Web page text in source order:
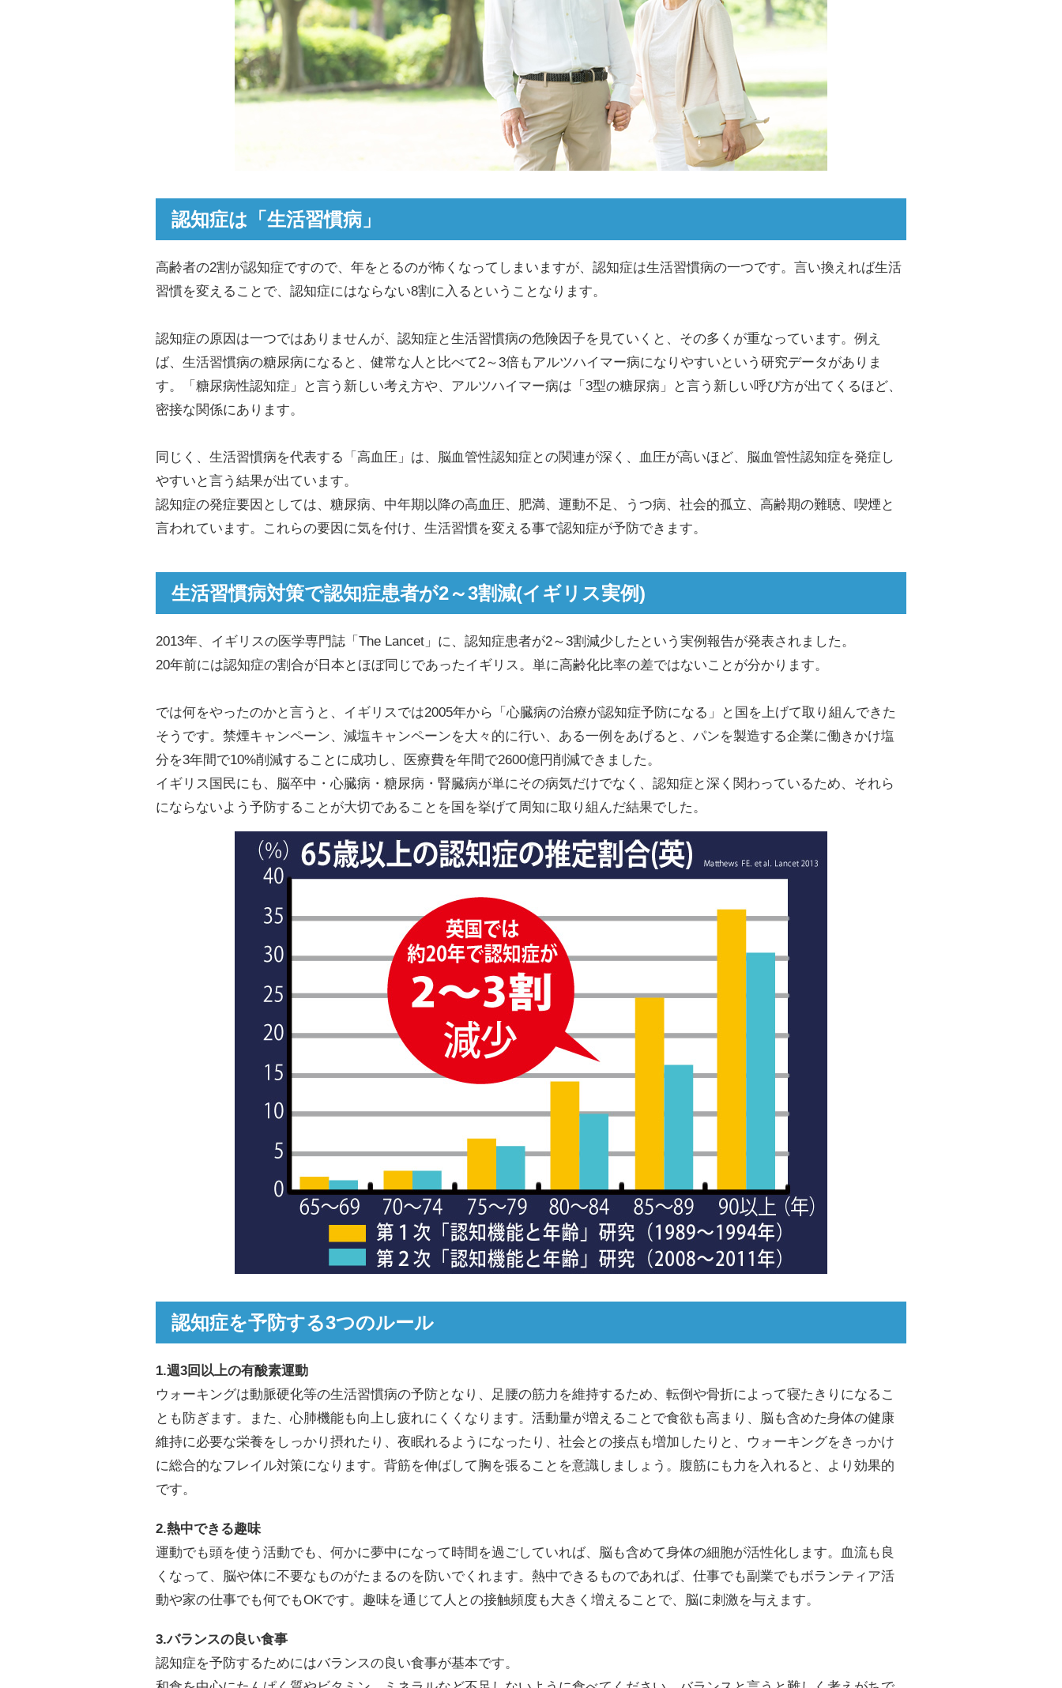
認知症は「生活習慣病」
高齢者の2割が認知症ですので、年をとるのが怖くなってしまいますが、認知症は生活習慣病の一つです。言い換えれば生活
習慣を変えることで、認知症にはならない8割に入るということなります。
認知症の原因は一つではありませんが、認知症と生活習慣病の危険因子を見ていくと、その多くが重なっています。例え
ば、生活習慣病の糖尿病になると、健常な人と比べて2～3倍もアルツハイマー病になりやすいという研究データがありま
す。「糖尿病性認知症」と言う新しい考え方や、アルツハイマー病は「3型の糖尿病」と言う新しい呼び方が出てくるほど、
密接な関係にあります。
同じく、生活習慣病を代表する「高血圧」は、脳血管性認知症との関連が深く、血圧が高いほど、脳血管性認知症を発症し
やすいと言う結果が出ています。
認知症の発症要因としては、糖尿病、中年期以降の高血圧、肥満、運動不足、うつ病、社会的孤立、高齢期の難聴、喫煙と
言われています。これらの要因に気を付け、生活習慣を変える事で認知症が予防できます。
生活習慣病対策で認知症患者が2～3割減(イギリス実例)
2013年、イギリスの医学専門誌「The Lancet」に、認知症患者が2～3割減少したという実例報告が発表されました。
20年前には認知症の割合が日本とほぼ同じであったイギリス。単に高齢化比率の差ではないことが分かります。
では何をやったのかと言うと、イギリスでは2005年から「心臓病の治療が認知症予防になる」と国を上げて取り組んできた
そうです。禁煙キャンペーン、減塩キャンペーンを大々的に行い、ある一例をあげると、パンを製造する企業に働きかけ塩
分を3年間で10%削減することに成功し、医療費を年間で2600億円削減できました。
イギリス国民にも、脳卒中・心臓病・糖尿病・腎臓病が単にその病気だけでなく、認知症と深く関わっているため、それら
にならないよう予防することが大切であることを国を挙げて周知に取り組んだ結果でした。
認知症を予防する3つのルール
1.週3回以上の有酸素運動
ウォーキングは動脈硬化等の生活習慣病の予防となり、足腰の筋力を維持するため、転倒や骨折によって寝たきりになるこ
とも防ぎます。また、心肺機能も向上し疲れにくくなります。活動量が増えることで食欲も高まり、脳も含めた身体の健康
維持に必要な栄養をしっかり摂れたり、夜眠れるようになったり、社会との接点も増加したりと、ウォーキングをきっかけ
に総合的なフレイル対策になります。背筋を伸ばして胸を張ることを意識しましょう。腹筋にも力を入れると、より効果的
です。
2.熱中できる趣味
運動でも頭を使う活動でも、何かに夢中になって時間を過ごしていれば、脳も含めて身体の細胞が活性化します。血流も良
くなって、脳や体に不要なものがたまるのを防いでくれます。熱中できるものであれば、仕事でも副業でもボランティア活
動や家の仕事でも何でもOKです。趣味を通じて人との接触頻度も大きく増えることで、脳に刺激を与えます。
3.バランスの良い食事
認知症を予防するためにはバランスの良い食事が基本です。